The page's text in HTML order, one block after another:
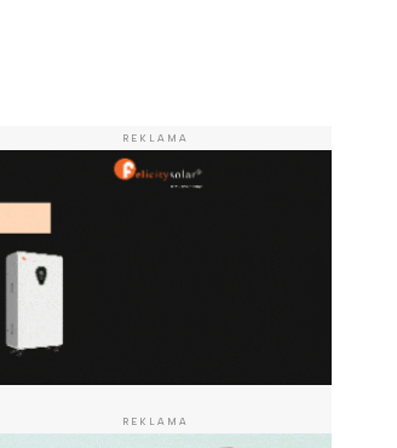
REKLAMA
REKLAMA